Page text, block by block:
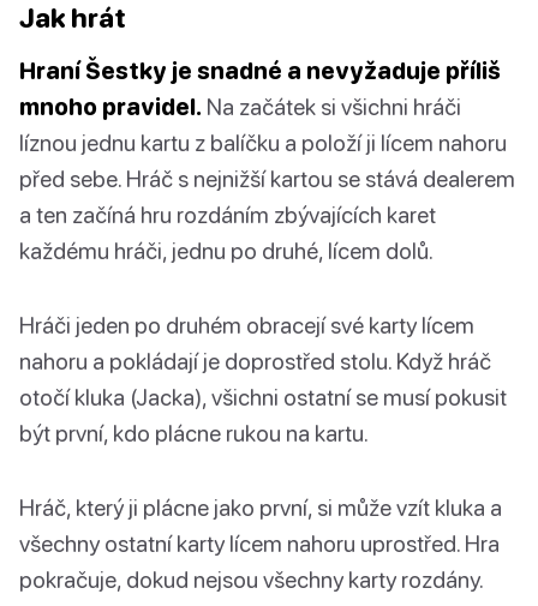
Jak hrát
Hraní Šestky je snadné a nevyžaduje příliš
mnoho pravidel. Na začátek si všichni hráči
líznou jednu kartu z balíčku a položí ji lícem nahoru
před sebe. Hráč s nejnižší kartou se stává dealerem
a ten začíná hru rozdáním zbývajících karet
každému hráči, jednu po druhé, lícem dolů.
Hráči jeden po druhém obracejí své karty lícem
nahoru a pokládají je doprostřed stolu. Když hráč
otočí kluka (Jacka), všichni ostatní se musí pokusit
být první, kdo plácne rukou na kartu.
Hráč, který ji plácne jako první, si může vzít kluka a
všechny ostatní karty lícem nahoru uprostřed. Hra
pokračuje, dokud nejsou všechny karty rozdány.